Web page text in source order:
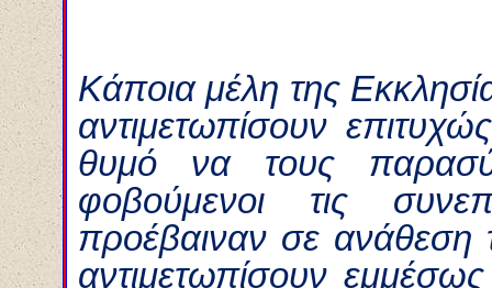
Κάποια μέλη της
αντιμετωπίσουν
θυμό να τους
φοβούμενοι τις
προέβαιναν σε ανάθεση
αντιμετωπίσουν